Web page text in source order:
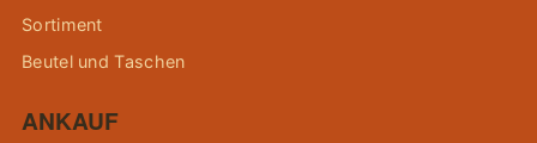
Sortiment
Beutel und Taschen
ANKAUF